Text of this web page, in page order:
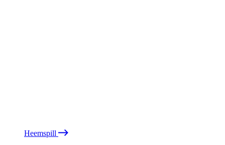
Heemspill